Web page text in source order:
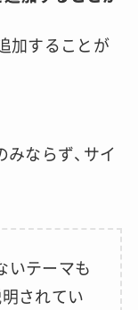
加することが
ならず、サイ
いテーマも
されてい